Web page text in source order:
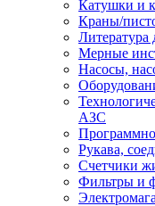
Катушки и
Краны/
Литература
Мерные
Насосы,
АЗС
Рукава,
Счетчики
Фильтры и